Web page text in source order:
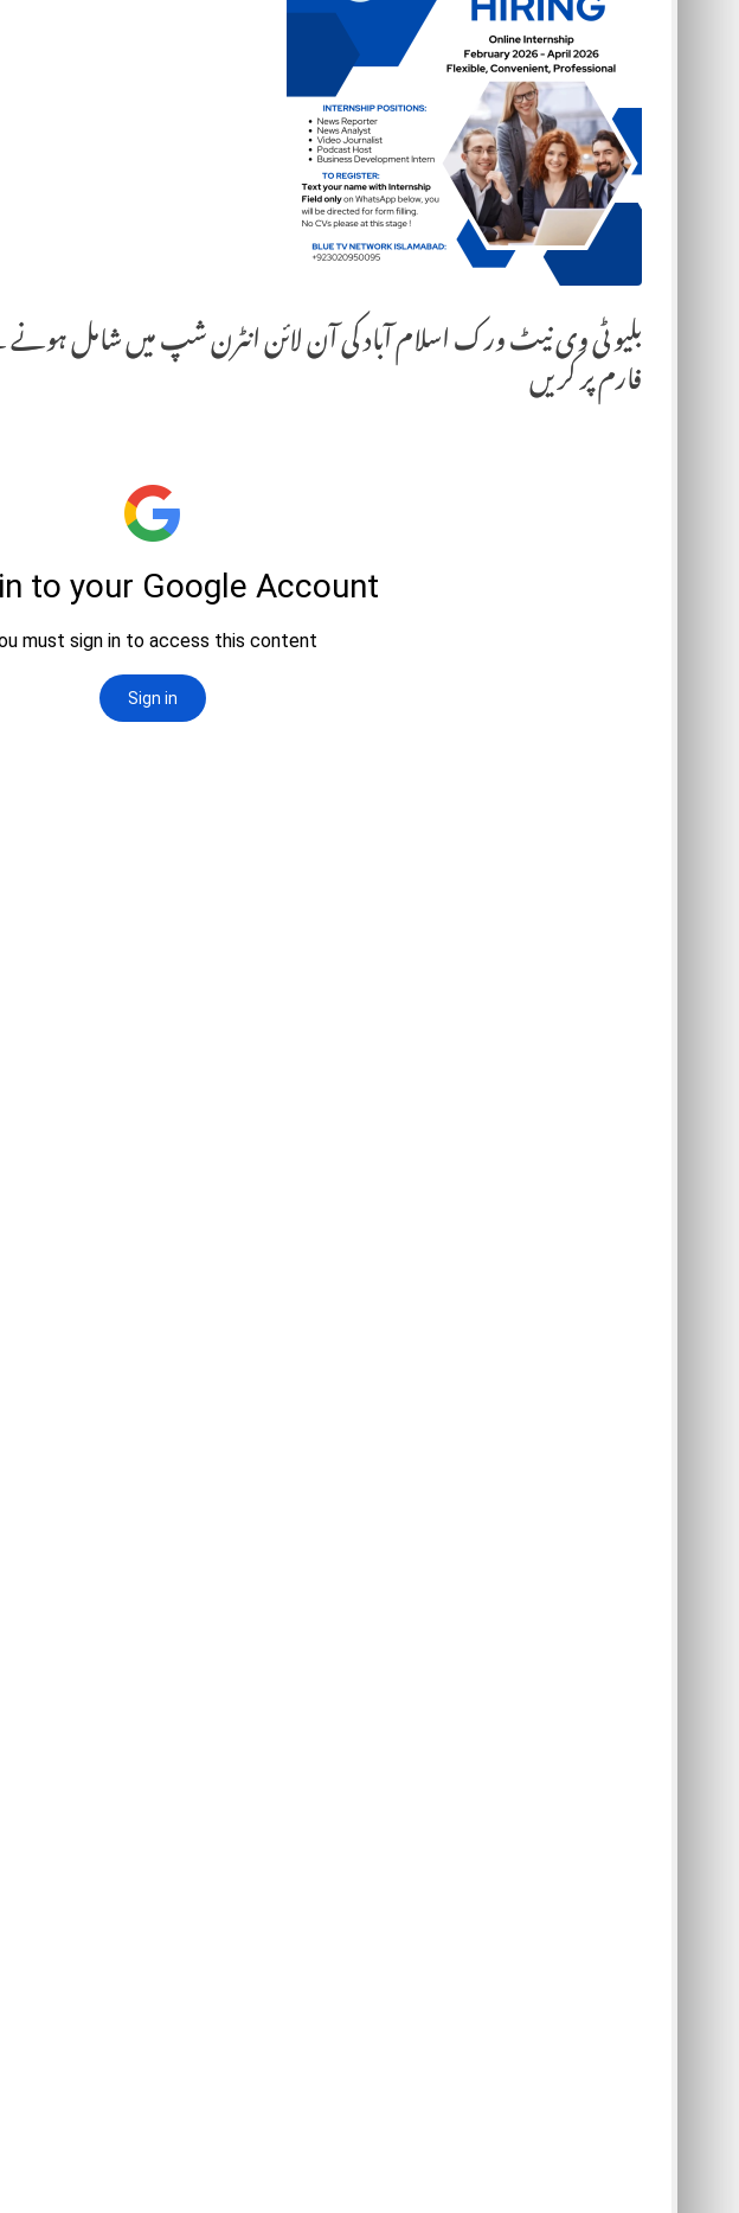
بلیو ٹی وی نیٹ ورک اسلام آباد کی آن لائن انٹرن شپ میں شامل
فارم پر کریں